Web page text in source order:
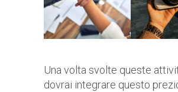
Una volta svolte queste
dovrai integrare questo